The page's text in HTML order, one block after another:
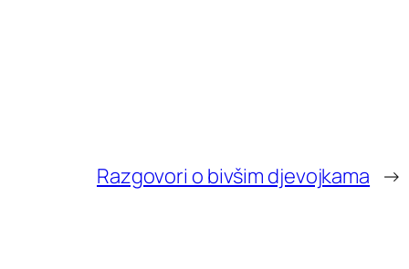
Razgovori o bivšim djevojkama →